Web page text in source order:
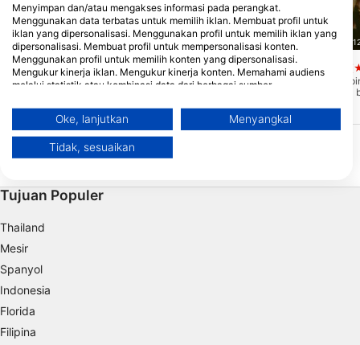
Watersports24, 88085 Langenargen
Überlingen - Seezeichen 24
(★4.4)
dikenal oleh banyak penyelam sebagai
"Baugraf". Sejak State Garden Show
2021, ada beberapa titik masuk baru.
Stollis Centro de Buceo,
Badia de Tamariu
Dermaga perahu dan
terumbu karang hanya
diperuntukkan bagi
perenang dan
Tujuan Populer
Thailand
Mesir
Spanyol
Indonesia
Florida
Filipina
Menyimpan dan/atau mengakses informasi pada perangkat.
Menggunakan data terbatas untuk memilih iklan. Membuat profil untuk
iklan yang dipersonalisasi. Menggunakan profil untuk memilih iklan yang
dipersonalisasi. Membuat profil untuk mempersonalisasi konten.
Menggunakan profil untuk memilih konten yang dipersonalisasi.
Mengukur kinerja iklan. Mengukur kinerja konten. Memahami audiens
melalui statistik atau kombinasi data dari berbagai sumber.
terbatas untuk memilih konten.
Informasi tambahan mengenai penggunaan data oleh Google dapat
ditemukan di sini: https://business.safety.google/privacy/
Data dapat dibagikan ke luar Uni Eropa dan dikirim ke AS.
web/aplikasi ini.
Lihat Daftar Mitra (1 Vendor IAB)
Kami menggunakan data Anda untuk tujuan berikut:
Tujuan pemrosesan IAB:
Store and/or access information on a device
Create profiles for personalised advertising
Oke, lanjutkan Menyangkal
Tidak, sesuaikan